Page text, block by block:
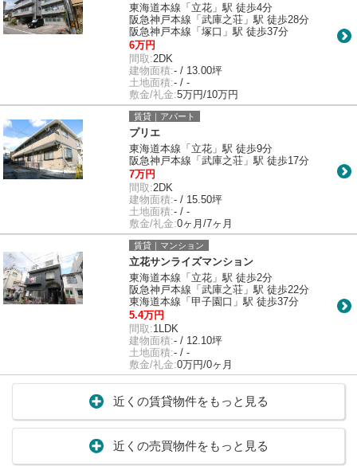
東海道本線「立花」駅 徒歩4分
阪急神戸本線「武庫之荘」駅 徒歩28分
阪急神戸本線「塚口」駅 徒歩37分
6万円
間取:2DK
建物面積:- / 13.00坪
土地面積:- / -
敷金/礼金:5万円/10万円
賃貸｜アパート
プリエ
東海道本線「立花」駅 徒歩9分
阪急神戸本線「武庫之荘」駅 徒歩17分
7万円
間取:2DK
建物面積:- / 15.50坪
土地面積:- / -
敷金/礼金:0ヶ月/7ヶ月
賃貸｜マンション
立花サンライズマンション
東海道本線「立花」駅 徒歩2分
阪急神戸本線「武庫之荘」駅 徒歩22分
東海道本線「甲子園口」駅 徒歩37分
5.4万円
間取:1LDK
建物面積:- / 12.10坪
土地面積:- / -
敷金/礼金:0万円/0ヶ月
近くの賃貸物件をもっと見る
近くの売買物件をもっと見る